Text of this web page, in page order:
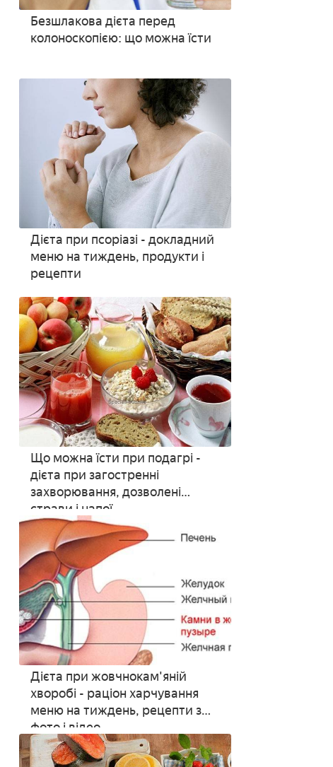
Безшлакова дієта перед
колоноскопією: що можна їсти
Дієта при псоріазі - докладний
меню на тиждень, продукти і
рецепти
Що можна їсти при подагрі -
дієта при загостренні
захворювання, дозволені
страви і напої
Дієта при жовчнокам'яній
хворобі - раціон харчування
меню на тиждень, рецепти з
фото і відео